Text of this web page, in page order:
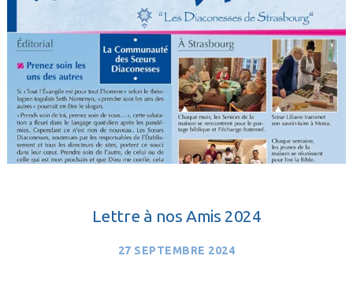
Lettre à nos Amis 2024
27 SEPTEMBRE 2024